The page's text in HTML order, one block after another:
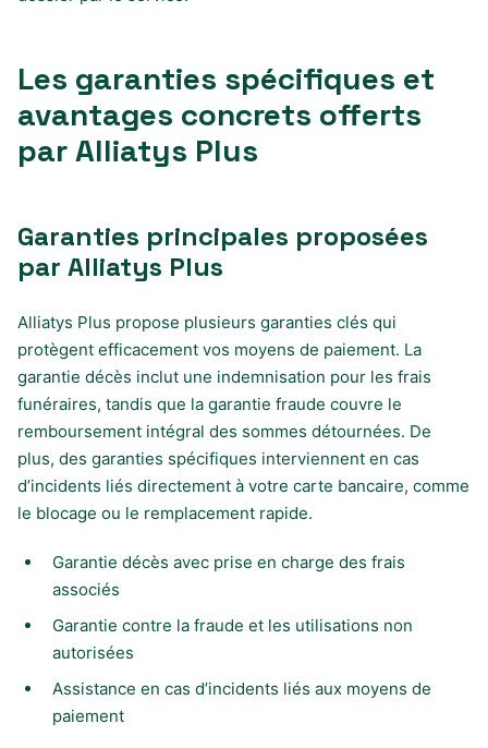
Les garanties spécifiques et
avantages concrets offerts
par Alliatys Plus
Garanties principales proposées
par Alliatys Plus
Alliatys Plus propose plusieurs garanties clés qui
protègent efficacement vos moyens de paiement. La
garantie décès inclut une indemnisation pour les frais
funéraires, tandis que la garantie fraude couvre le
remboursement intégral des sommes détournées. De
plus, des garanties spécifiques interviennent en cas
d’incidents liés directement à votre carte bancaire, comme
le blocage ou le remplacement rapide.
Garantie décès avec prise en charge des frais
associés
Garantie contre la fraude et les utilisations non
autorisées
Assistance en cas d’incidents liés aux moyens de
paiement